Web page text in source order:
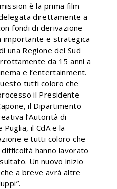
è la prima film
direttamente a
fondi di derivazione
importante e strategica
una Regione del Sud
da 15 anni a
e l’entertainment.
tutti coloro che
il Presidente
il Dipartimento
l’Autorità di
il CdA e la
e tutti coloro che
hanno lavorato
Un nuovo inizio
a breve avrà altre